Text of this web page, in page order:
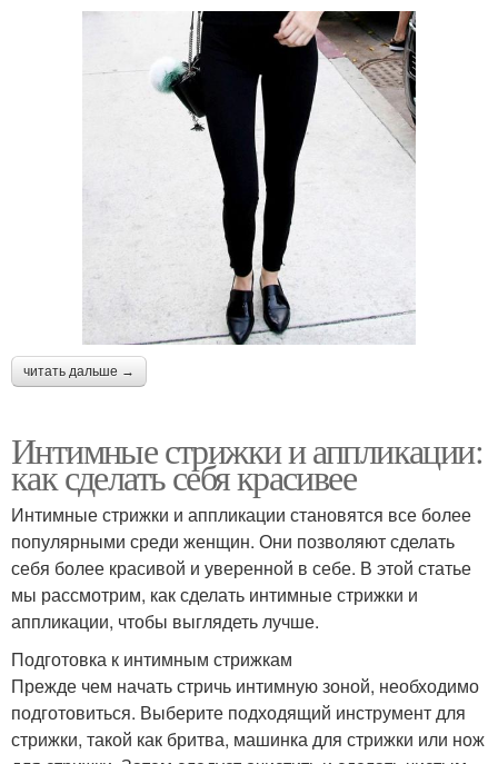
читать дальше →
Интимные стрижки и аппликации:
как сделать себя красивее
Интимные стрижки и аппликации становятся все более
популярными среди женщин. Они позволяют сделать
себя более красивой и уверенной в себе. В этой статье
мы рассмотрим, как сделать интимные стрижки и
аппликации, чтобы выглядеть лучше.
Подготовка к интимным стрижкам
Прежде чем начать стричь интимную зоной, необходимо
подготовиться. Выберите подходящий инструмент для
стрижки, такой как бритва, машинка для стрижки или нож